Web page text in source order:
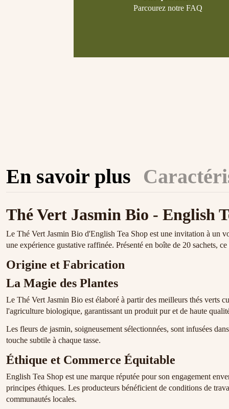
Parcourez notre FAQ
En savoir plus
Thé Vert Jasmin Bio - English
Le Thé Vert Jasmin Bio d'English Tea Shop est une invitation à un
une expérience gustative raffinée. Présenté en boîte de 20 sachets,
Origine et Fabrication
La Magie des Plantes
Le Thé Vert Jasmin Bio est élaboré à partir des meilleurs thés verts
l'agriculture biologique, garantissant un produit pur et de haute
Les fleurs de jasmin, soigneusement sélectionnées, sont infusées
touche subtile à chaque tasse.
Éthique et Commerce Équitable
English Tea Shop est une marque réputée pour son engagement
principes éthiques. Les producteurs bénéficient de conditions de
communautés locales.